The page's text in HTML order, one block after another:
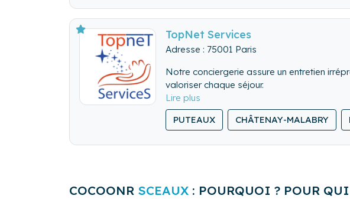
TopNet Services
Adresse : 75001 Paris
Notre conciergerie assure un entretien
valoriser chaque séjour.
PUTEAUX CHÂTENAY-MALABRY
COCOONR SCEAUX : POURQUOI ? POUR